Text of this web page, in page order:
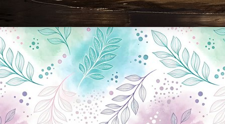
Новини Чернігова, Чернігівські новини, Чернігівський формат, новини Чернігова, події в Чернігові: політика, економіка, аналітика, культура, відеоновини, екологія, спортивний Чернігів, туризм, Чернігів